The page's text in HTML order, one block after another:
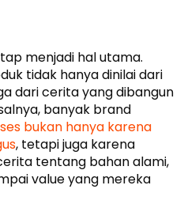
menjadi hal utama.
tidak hanya dinilai dari
dari cerita yang dibangun
banyak brand
bukan hanya karena
, tetapi juga karena
tentang bahan alami,
value yang mereka